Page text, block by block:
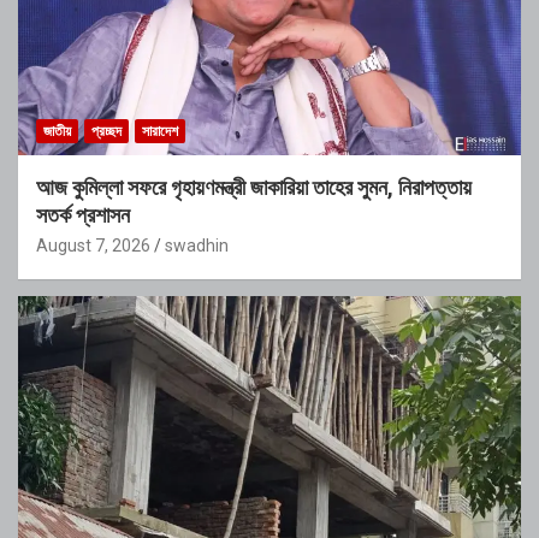
জাতীয় প্রচ্ছদ সারাদেশ
আজ কুমিল্লা সফরে গৃহায়ণমন্ত্রী জাকারিয়া তাহের সুমন, নিরাপত্তায়
সতর্ক প্রশাসন
August 7, 2026 swadhin